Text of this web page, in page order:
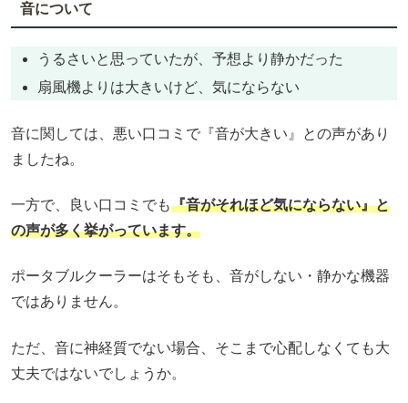
音について
うるさいと思っていたが、予想より静かだった
扇風機よりは大きいけど、気にならない
音に関しては、悪い口コミで『音が大きい』との声があり
ましたね。
一方で、良い口コミでも『音がそれほど気にならない』と
の声が多く挙がっています。
ポータブルクーラーはそもそも、音がしない・静かな機器
ではありません。
ただ、音に神経質でない場合、そこまで心配しなくても大
丈夫ではないでしょうか。